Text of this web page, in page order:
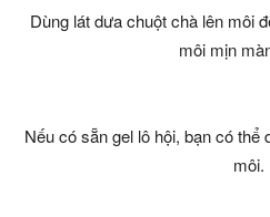
Dùng lát dưa chuột chà lên môi
môi mịn
Nếu có sẵn gel lô hội, bạn có thể
môi.